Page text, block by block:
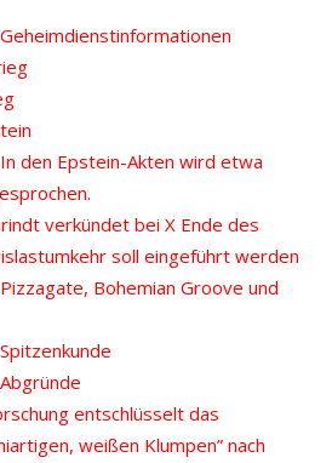
den Epstein-Akten wird etwa
verkündet bei X Ende des
soll eingeführt werden
Bohemian Groove und
entschlüsselt das
weißen Klumpen” nach